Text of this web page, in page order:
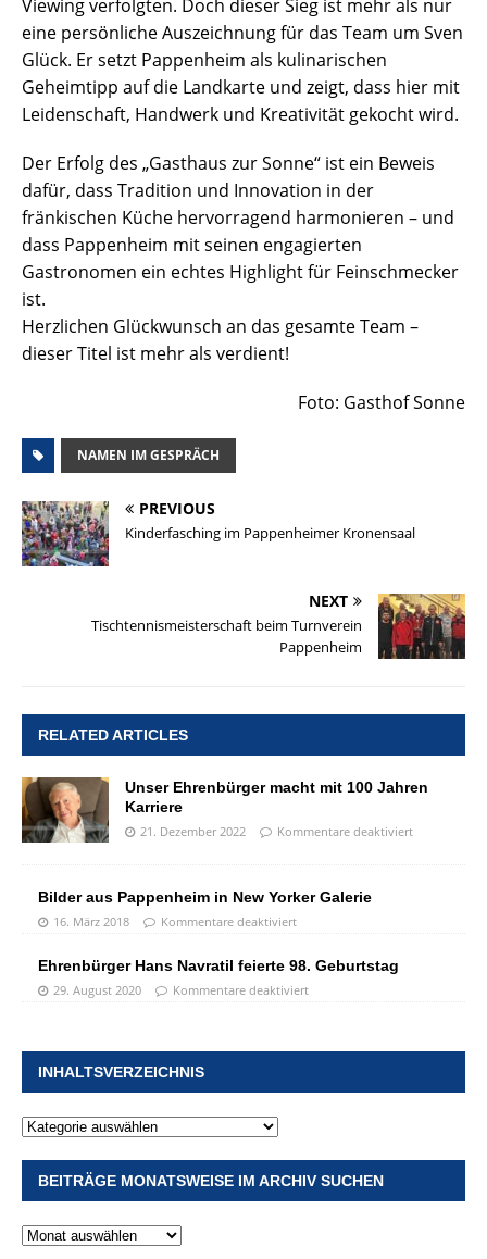
Viewing verfolgten. Doch dieser Sieg ist mehr als nur
eine persönliche Auszeichnung für das Team um Sven
Glück. Er setzt Pappenheim als kulinarischen
Geheimtipp auf die Landkarte und zeigt, dass hier mit
Leidenschaft, Handwerk und Kreativität gekocht wird.
Der Erfolg des „Gasthaus zur Sonne“ ist ein Beweis
dafür, dass Tradition und Innovation in der
fränkischen Küche hervorragend harmonieren – und
dass Pappenheim mit seinen engagierten
Gastronomen ein echtes Highlight für Feinschmecker
ist.
Herzlichen Glückwunsch an das gesamte Team –
dieser Titel ist mehr als verdient!
Foto: Gasthof Sonne
NAMEN IM GESPRÄCH
PREVIOUS
Kinderfasching im Pappenheimer Kronensaal
NEXT
Tischtennismeisterschaft beim Turnverein
Pappenheim
RELATED ARTICLES
Unser Ehrenbürger macht mit 100 Jahren
Karriere
21. Dezember 2022 Kommentare deaktiviert
Bilder aus Pappenheim in New Yorker Galerie
16. März 2018 Kommentare deaktiviert
Ehrenbürger Hans Navratil feierte 98. Geburtstag
29. August 2020 Kommentare deaktiviert
INHALTSVERZEICHNIS
BEITRÄGE MONATSWEISE IM ARCHIV SUCHEN